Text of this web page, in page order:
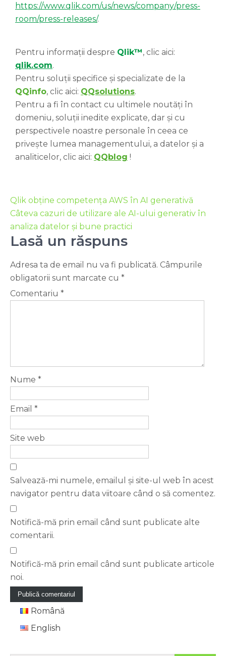
https://www.qlik.com/us/news/company/press-
room/press-releases/.
Pentru informații despre Qlik™, clic aici:
qlik.com.
Pentru soluții specifice și specializate de la
QQinfo, clic aici: QQsolutions.
Pentru a fi în contact cu ultimele noutăți în
domeniu, soluții inedite explicate, dar și cu
perspectivele noastre personale în ceea ce
privește lumea managementului, a datelor și a
analiticelor, clic aici: QQblog !
Qlik obține competența AWS în AI generativă
Câteva cazuri de utilizare ale AI-ului generativ în
analiza datelor și bune practici
Lasă un răspuns
Adresa ta de email nu va fi publicată. Câmpurile
obligatorii sunt marcate cu *
Comentariu *
Nume *
Email *
Site web
Salvează-mi numele, emailul și site-ul web în acest
navigator pentru data viitoare când o să comentez.
Notifică-mă prin email când sunt publicate alte
comentarii.
Notifică-mă prin email când sunt publicate articole
noi.
Română
English